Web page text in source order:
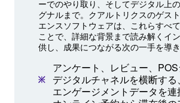
ーでのやり取り、そしてデジタル上
グナルまで。クアルトリクスのゲス
エンスソフトウェアは、これらすべ
ことで、詳細な背景まで読み解くイ
供し、成果につながる次の一手を導き
アンケート、レビュー、POS
デジタルチャネルを横断す
エンゲージメントデータを連